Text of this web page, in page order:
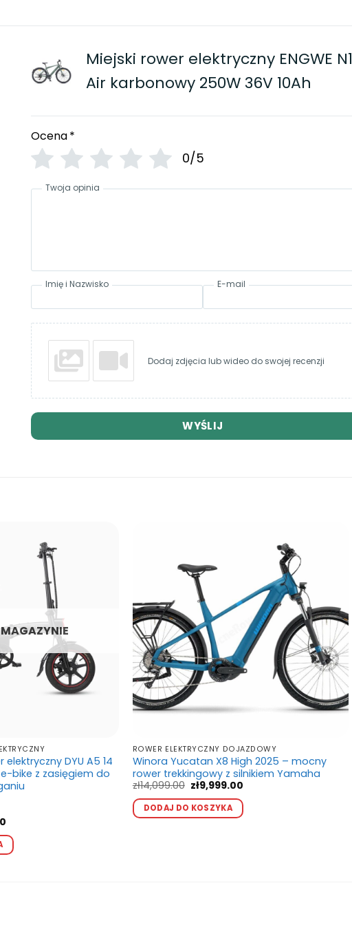
Miejski rower elektryczny ENGWE N1
Air karbonowy 250W 36V 10Ah
Ocena*
0/5
Twoja opinia
Imię i Nazwisko E-mail
Dodaj zdjęcia lub wideo do swojej recenzji
WYŚLIJ
elektryczny DYU A5 14
bike z zasięgiem do
Aktualna
wynosi:
zł2,196.00.
ROWER ELEKTRYCZNY DOJAZDOWY
Winora Yucatan X8 High 2025 – mocny
rower trekkingowy z silnikiem Yamaha
zł14,099.00 Pierwotna
cena
wynosiła:
zł14,099.00.
zł9,999.00
wynosi:
zł9,999.00.
DODAJ DO KOSZYKA